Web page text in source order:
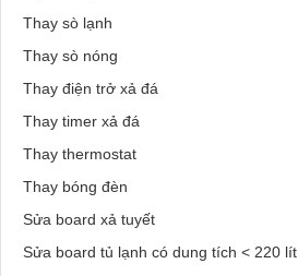
Thay sò lạnh
Thay sò nóng
Thay điện trở xả đá
Thay timer xả đá
Thay thermostat
Thay bóng đèn
Sửa board xả tuyết
Sửa board tủ lạnh có dung tích < 220 lít